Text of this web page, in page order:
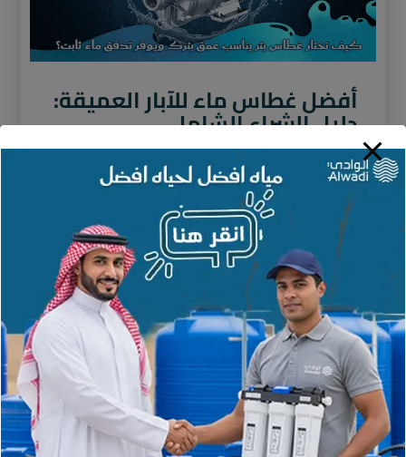
أفضل غطاس ماء للآبار العميقة:
دليل الشراء الشامل
نوفمبر 21, 2025 لا توجد تعليقات
مع تزايد الاعتماد على الآبار العميقة في البيوت
والمزارع والاستراحات، أصبح غطاس الماء الجهاز
الأساسي لضمان استخراج